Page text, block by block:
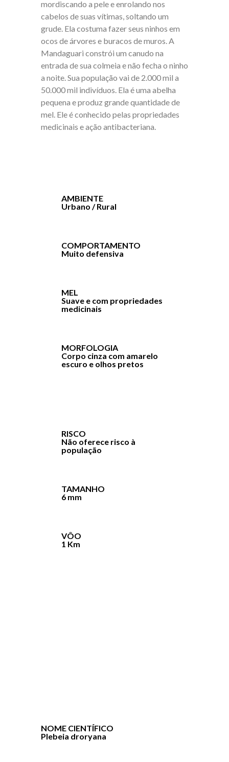
mordiscando a pele e enrolando nos
cabelos de suas vítimas, soltando um
grude. Ela costuma fazer seus ninhos em
ocos de árvores e buracos de muros. A
Mandaguari constrói um canudo na
entrada de sua colmeia e não fecha o ninho
a noite. Sua população vai de 2.000 mil a
50.000 mil indivíduos. Ela é uma abelha
pequena e produz grande quantidade de
mel. Ele é conhecido pelas propriedades
medicinais e ação antibacteriana.
AMBIENTE
Urbano / Rural
COMPORTAMENTO
Muito defensiva
MEL
Suave e com propriedades
medicinais
MORFOLOGIA
Corpo cinza com amarelo
escuro e olhos pretos
RISCO
Não oferece risco à
população
TAMANHO
6 mm
VÔO
1 Km
NOME CIENTÍFICO
Plebeia droryana